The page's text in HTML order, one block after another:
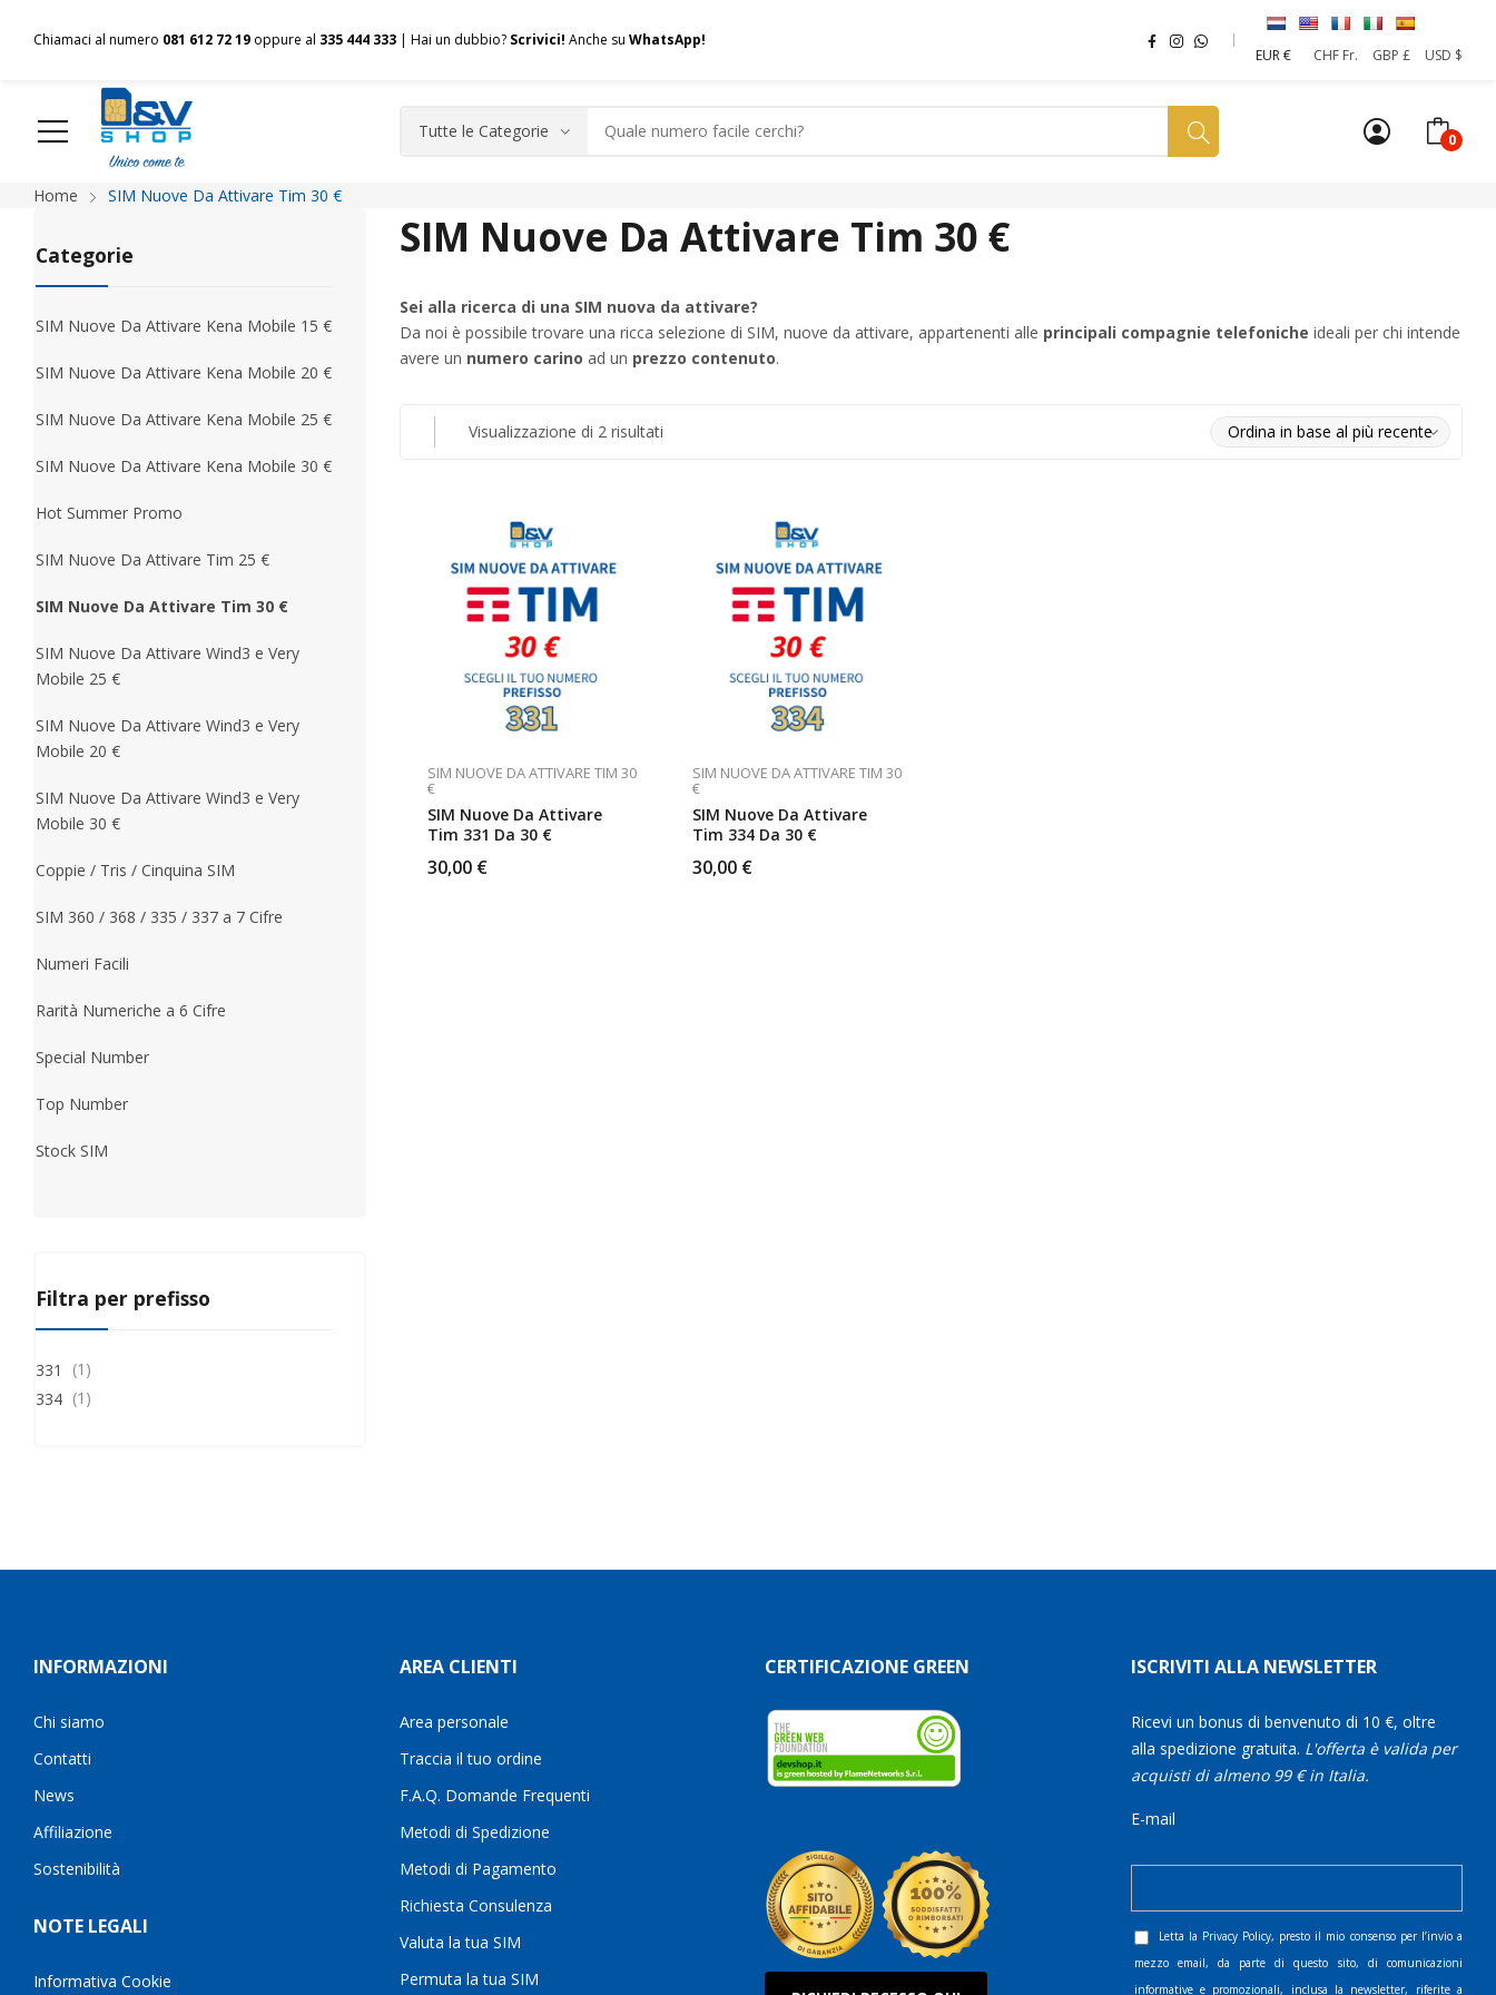
Chiamaci al numero 081 612 72 19 oppure al 335 444 333 | Hai un dubbio? Scrivici! Anche su WhatsApp!
EUR €
CHF Fr. GBP £ USD $
0
HOME Chi siamo Shop Spedizioni
Home SIM Nuove Da Attivare Tim 30 €
SIM Nuove Da Attivare Tim 30 €
Sei alla ricerca di una SIM nuova da attivare?
Da noi è possibile trovare una ricca selezione di SIM, nuove da attivare, appartenenti alle principali compagnie telefoniche ideali per chi intende
avere un numero carino ad un prezzo contenuto.
Visualizzazione di 2 risultatiOrdina
SIM NUOVE DA ATTIVARE TIM 30
€
SIM Nuove Da Attivare
Tim 331 Da 30 €
30,00 €
SIM NUOVE DA ATTIVARE TIM 30
€
SIM Nuove Da Attivare
Tim 334 Da 30 €
30,00 €
Categorie
SIM Nuove Da Attivare Kena Mobile 15 €
SIM Nuove Da Attivare Kena Mobile 20 €
SIM Nuove Da Attivare Kena Mobile 25 €
SIM Nuove Da Attivare Kena Mobile 30 €
Hot Summer Promo
SIM Nuove Da Attivare Tim 25 €
SIM Nuove Da Attivare Tim 30 €
SIM Nuove Da Attivare Wind3 e Very
Mobile 25 €
SIM Nuove Da Attivare Wind3 e Very
Mobile 20 €
SIM Nuove Da Attivare Wind3 e Very
Mobile 30 €
Coppie / Tris / Cinquina SIM
SIM 360 / 368 / 335 / 337 a 7 Cifre
Numeri Facili
Rarità Numeriche a 6 Cifre
Special Number
Top Number
Stock SIM
Filtra per prefisso
331
(1)
334 (1)
INFORMAZIONI
Chi siamo
Contatti
News
Affiliazione
Sostenibilità
NOTE LEGALI
Informativa Cookie
AREA CLIENTI
Area personale
Traccia il tuo ordine
F.A.Q. Domande Frequenti
Metodi di Spedizione
Metodi di Pagamento
Richiesta Consulenza
Valuta la tua SIM
Permuta la tua SIM
CERTIFICAZIONE GREEN ISCRIVITI ALLA NEWSLETTER
Ricevi un bonus di benvenuto di 10 €, oltre
alla spedizione gratuita. L'offerta è valida per
acquisti di almeno 99 € in Italia.
E-mail
Letta la Privacy Policy, presto il mio consenso per l’invio a
mezzo email, da parte di questo sito, di comunicazioni
informative e promozionali, inclusa la newsletter, riferite a